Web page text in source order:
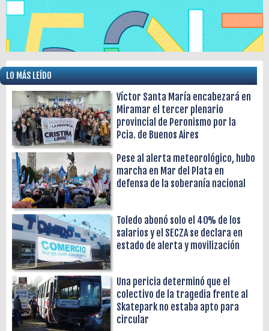
LO MÁS LEÍDO
Víctor Santa María encabezará en
Miramar el tercer plenario
provincial de Peronismo por la
Pcia. de Buenos Aires
Pese al alerta meteorológico, hubo
marcha en Mar del Plata en
defensa de la soberanía nacional
Toledo abonó solo el 40% de los
salarios y el SECZA se declara en
estado de alerta y movilización
Una pericia determinó que el
colectivo de la tragedia frente al
Skatepark no estaba apto para
circular